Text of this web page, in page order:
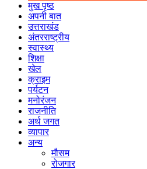
मुख पृष्ठ
अपनी बात
उत्तराखंड
अंतरराष्ट्रीय
स्वास्थ्य
शिक्षा
खेल
क्राइम
पर्यटन
मनोरंजन
राजनीति
अर्थ जगत
व्यापार
अन्य
मौसम
रोजगार